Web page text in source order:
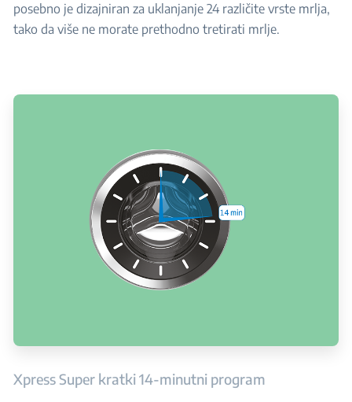
posebno je dizajniran za uklanjanje 24 različite vrste mrlja,
tako da više ne morate prethodno tretirati mrlje.
Xpress Super kratki 14-minutni program